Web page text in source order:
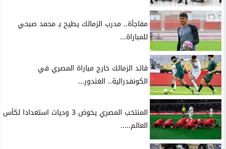
مفاجأة.. مدرب الزمالك يطيح بـ محمد صبحي
للمباراة...
قائد الزمالك خارج مباراة المصري في
الكونفدرالية.. الغندور...
المنتخب المصري يخوض 3 وديات استعدادا لكأس
العالم.....